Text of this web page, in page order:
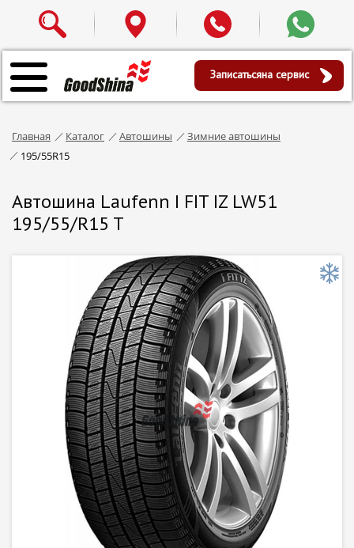
Записатьсяна сервис
Главная Каталог Автошины
Зимние автошины
195/55R15
Автошина Laufenn I FIT IZ LW51
195/55/R15 T